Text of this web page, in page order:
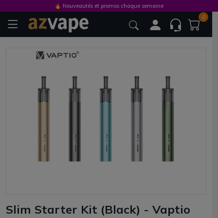
0
Slim Starter Kit (Black) - Vaptio
🔥 Nouveautés et promos chaque semaine